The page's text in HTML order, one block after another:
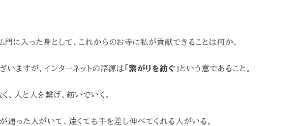
に入った身として、これからのお寺に私が貢献できることは何か。
いますが、インターネットの語源は「繋がりを紡ぐ」という意であること。
、人と人を繋げ、紡いでいく。
通った人がいて、遠くても手を差し伸べてくれる人がいる。